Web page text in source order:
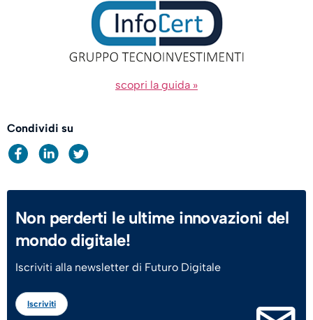
scopri la guida »
Condividi su
Non perderti le ultime innovazioni del
mondo digitale!
Iscriviti alla newsletter di Futuro Digitale
Iscriviti